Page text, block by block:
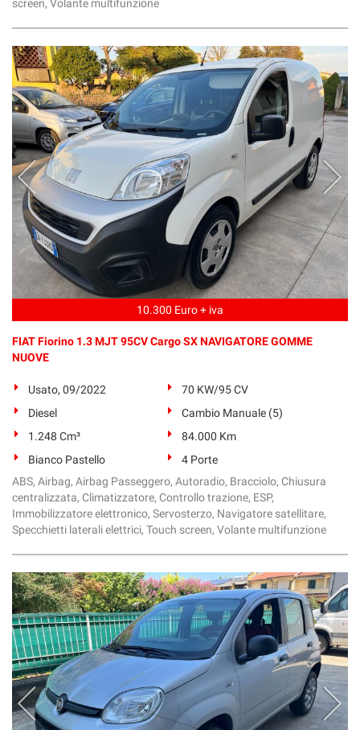
screen, Volante multifunzione
10.300 Euro + iva
FIAT Fiorino 1.3 MJT 95CV Cargo SX NAVIGATORE GOMME
NUOVE
Usato, 09/2022
70 KW/95 CV
Diesel
Cambio Manuale (5)
1.248 Cm³
84.000 Km
Bianco Pastello
4 Porte
ABS, Airbag, Airbag Passeggero, Autoradio, Bracciolo, Chiusura
centralizzata, Climatizzatore, Controllo trazione, ESP,
Immobilizzatore elettronico, Servosterzo, Navigatore satellitare,
Specchietti laterali elettrici, Touch screen, Volante multifunzione